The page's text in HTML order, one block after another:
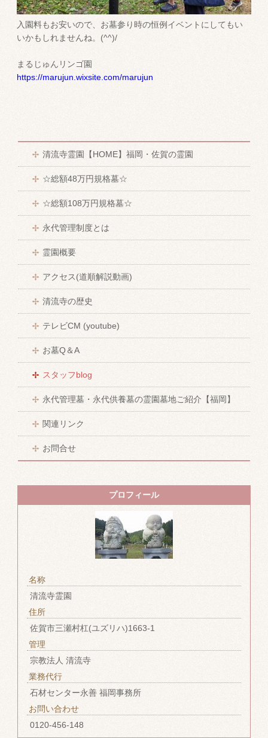
入園料もお安いので、お墓参り時の恒例イベントにしてもい
いかもしれませんね。(^^)/
まるじゅんリンゴ園
https://marujun.wixsite.com/marujun
清流寺霊園【HOME】福岡・佐賀の霊園
☆総額48万円規格墓☆
☆総額108万円規格墓☆
永代管理制度とは
霊園概要
アクセス(道順解説動画)
清流寺の歴史
テレビCM (youtube)
お墓Q＆A
スタッフblog
永代管理墓・永代供養墓の霊園墓地ご紹介【福岡】
関連リンク
お問合せ
プロフィール
名称
清流寺霊園
住所
佐賀市三瀬村杠(ユズリハ)1663-1
管理
宗教法人 清流寺
業務代行
石材センター永善 福岡事務所
お問い合わせ
0120-456-148